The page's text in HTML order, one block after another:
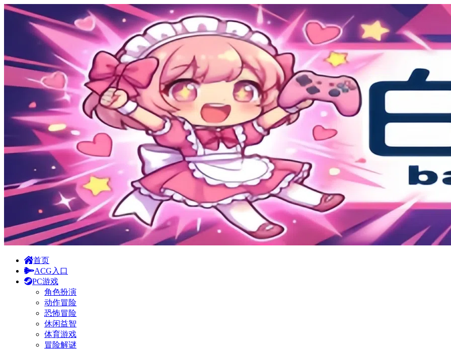
首页
ACG入口
PC游戏
角色扮演
动作冒险
恐怖冒险
休闲益智
体育游戏
冒险解谜